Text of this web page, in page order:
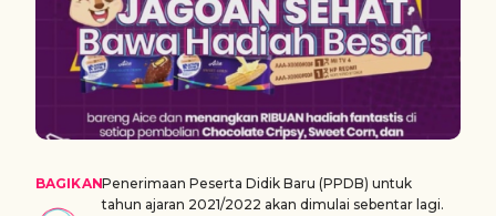
BAGIKANPenerimaan Peserta Didik Baru (PPDB) untuk
tahun ajaran 2021/2022 akan dimulai sebentar lagi.